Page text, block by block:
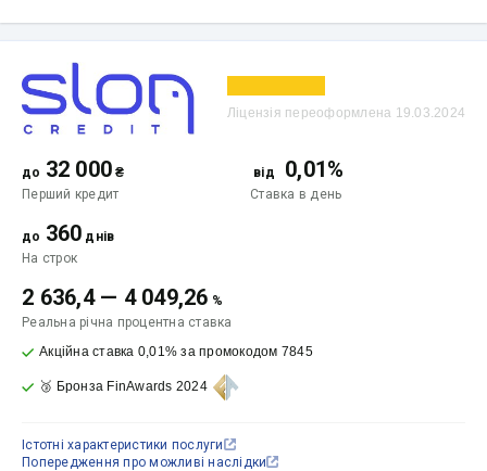
Ліцензія переоформлена 19.03.2024
до 32 000 ₴
Перший кредит
від 0,01%
Ставка в день
до 360 днів
На строк
2 636,4— 4 049,26 %
Реальна річна процентна ставка
Акційна ставка 0,01% за промокодом 7845
🥉 Бронза FinAwards 2024
Істотні характеристики послуги
Попередження про можливі наслідки